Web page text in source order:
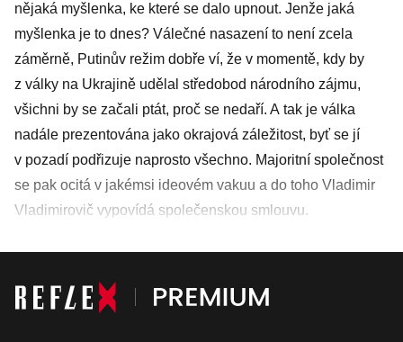
nějaká myšlenka, ke které se dalo upnout. Jenže jaká
myšlenka je to dnes? Válečné nasazení to není zcela
záměrně, Putinův režim dobře ví, že v momentě, kdy by
z války na Ukrajině udělal středobod národního zájmu,
všichni by se začali ptát, proč se nedaří. A tak je válka
nadále prezentována jako okrajová záležitost, byť se jí
v pozadí podřizuje naprosto všechno. Majoritní společnost
se pak ocitá v jakémsi ideovém vakuu a do toho Vladimir
Vladimirovič vypovídá společenskou smlouvu.